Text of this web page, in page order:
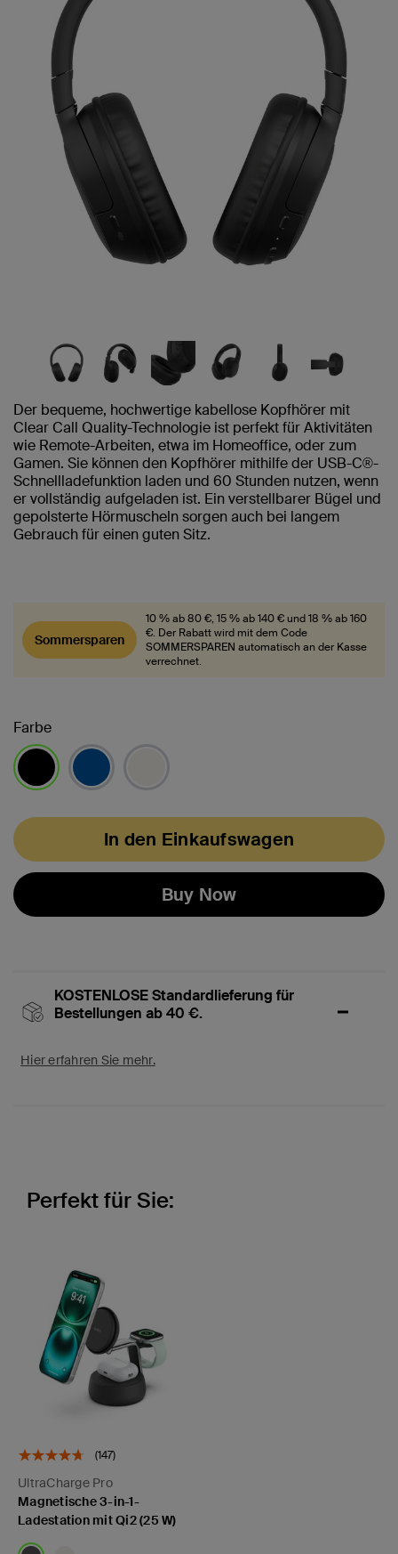
Der bequeme, hochwertige kabellose Kopfhörer mit
Clear Call Quality-Technologie ist perfekt für Aktivitäten
wie Remote-Arbeiten, etwa im Homeoffice, oder zum
Gamen. Sie können den Kopfhörer mithilfe der USB-C®-
Schnellladefunktion laden und 60 Stunden nutzen, wenn
er vollständig aufgeladen ist. Ein verstellbarer Bügel und
gepolsterte Hörmuscheln sorgen auch bei langem
Gebrauch für einen guten Sitz.
Sommersparen
10 % ab 80 €, 15 % ab 140 € und 18 % ab 160
€. Der Rabatt wird mit dem Code
SOMMERSPAREN automatisch an der Kasse
verrechnet.
Farbe
In den Einkaufswagen
Buy Now
KOSTENLOSE Standardlieferung für
Bestellungen ab 40 €.
Hier erfahren Sie mehr.
Perfekt für Sie:
(147)
UltraCharge Pro
Magnetische 3-in-1-
Ladestation mit Qi2 (25 W)